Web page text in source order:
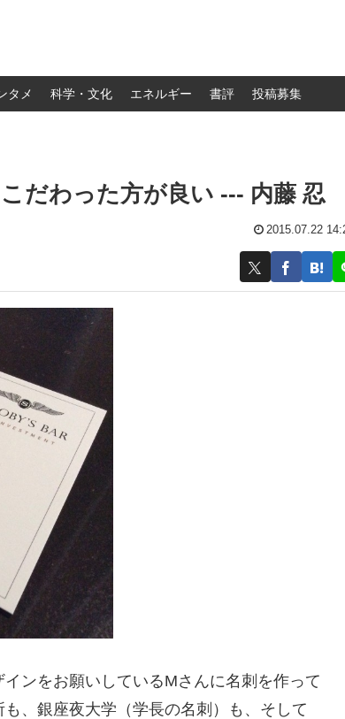
タメ 科学・文化 エネルギー 書評 投稿募集
だわった方が良い --- 内藤 忍
2015.07.22
ンをお願いしているMさんに名刺を作って
、銀座夜大学（学長の名刺）も、そして